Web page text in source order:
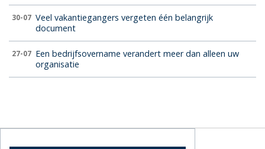
30-07 Veel vakantiegangers vergeten één belangrijk
document
27-07 Een bedrijfsovername verandert meer dan alleen uw
organisatie